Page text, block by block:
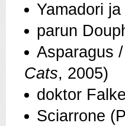
Yamadori
parun
Asparagus
Cats, 2005)
doktor
Sciarrone